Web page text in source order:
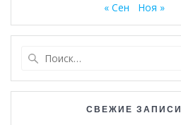
« Сен Ноя »
СВЕЖИЕ ЗАПИСИ